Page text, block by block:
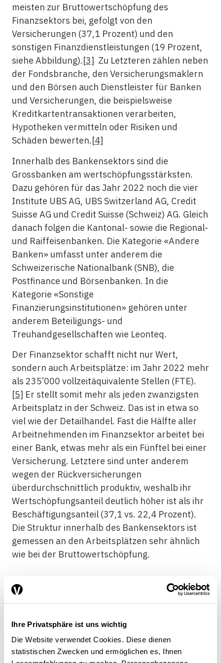
Ihre Privatsphäre ist uns wichtig
Die Website verwendet Cookies. Diese dienen
statistischen Zwecken und ermöglichen es, Ihnen
meisten zur Bruttowertschöpfung des
Finanzsektors bei, gefolgt von den
Versicherungen (37,1 Prozent) und den
sonstigen Finanzdienstleistungen (19 Prozent,
siehe Abbildung).[3] Zu Letzteren zählen neben
der Fondsbranche, den Versicherungsmaklern
und den Börsen auch Dienstleister für Banken
und Versicherungen, die beispielsweise
Kreditkartentransaktionen verarbeiten,
Hypotheken vermitteln oder Risiken und
Schäden bewerten.[4]
Innerhalb des Bankensektors sind die
Grossbanken am wertschöpfungsstärksten.
Dazu gehören für das Jahr 2022 noch die vier
Institute UBS AG, UBS Switzerland AG, Credit
Suisse AG und Credit Suisse (Schweiz) AG. Gleich
danach folgen die Kantonal- sowie die Regional-
und Raiffeisenbanken. Die Kategorie «Andere
Banken» umfasst unter anderem die
Schweizerische Nationalbank (SNB), die
Postfinance und Börsenbanken. In die
Kategorie «Sonstige
Finanzierungsinstitutionen» gehören unter
anderem Beteiligungs- und
Treuhandgesellschaften wie Leonteq.
Der Finanzsektor schafft nicht nur Wert,
sondern auch Arbeitsplätze: im Jahr 2022 mehr
als 235’000 vollzeitäquivalente Stellen (FTE).
[5] Er stellt somit mehr als jeden zwanzigsten
Arbeitsplatz in der Schweiz. Das ist in etwa so
viel wie der Detailhandel. Fast die Hälfte aller
Arbeitnehmenden im Finanzsektor arbeitet bei
einer Bank, etwas mehr als ein Fünftel bei einer
Versicherung. Letztere sind unter anderem
wegen der Rückversicherungen
überdurchschnittlich produktiv, weshalb ihr
Wertschöpfungsanteil deutlich höher ist als ihr
Beschäftigungsanteil (37,1 vs. 22,4 Prozent).
Die Struktur innerhalb des Bankensektors ist
gemessen an den Arbeitsplätzen sehr ähnlich
wie bei der Bruttowertschöpfung.
Die Kantonalbanken haben im Inland
ein höheres Kreditvolumen als die
Grossbanken (2022)